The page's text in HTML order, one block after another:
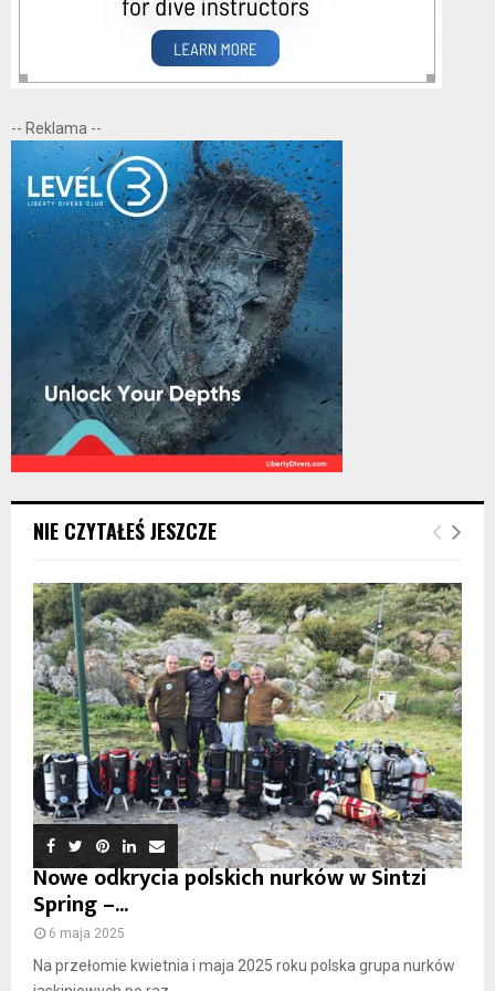
-- Reklama --
NIE CZYTAŁEŚ JESZCZE
Nowe odkrycia polskich nurków w Sintzi
Spring –...
6 maja 2025
Na przełomie kwietnia i maja 2025 roku polska grupa nurków